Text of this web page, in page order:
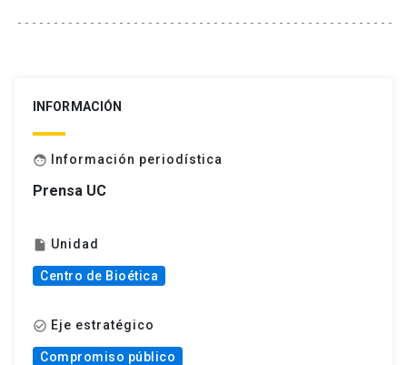
INFORMACIÓN
face Información periodística
Prensa UC
insert_drive_file Unidad
Centro de Bioética
check_circle_outline Eje estratégico
Compromiso público